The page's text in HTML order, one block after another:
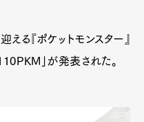
る『ポケットモンスター』
」が発表された。